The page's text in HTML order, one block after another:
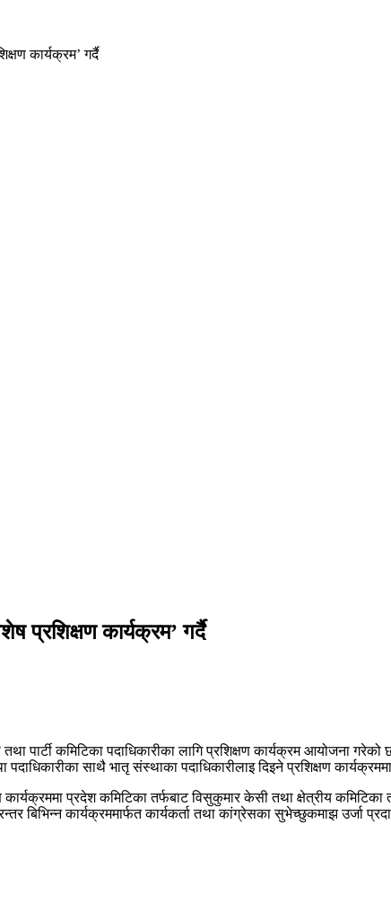
कार्यक्रम’ गर्दै
प्रशिक्षण कार्यक्रम’ गर्दै
पार्टी कमिटिका पदाधिकारीका लागि प्रशिक्षण कार्यक्रम आयोजना
साथै भातृ संस्थाका पदाधिकारीलाइ दिइने प्रशिक्षण
कार्यक्रममा प्रदेश कमिटिका तर्फबाट विसुकुमार केसी तथा क्षेत्रीय
बिभिन्न कार्यक्रममार्फत कार्यकर्ता तथा कांग्रेसका सुभेच्छुकमाझ उर्जा